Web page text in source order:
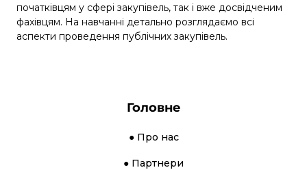
початківцям у сфері закупівель, так і вже досвідченим
фахівцям. На навчанні детально розглядаємо всі
аспекти проведення публічних закупівель.
Головне
● Про нас
● Партнери